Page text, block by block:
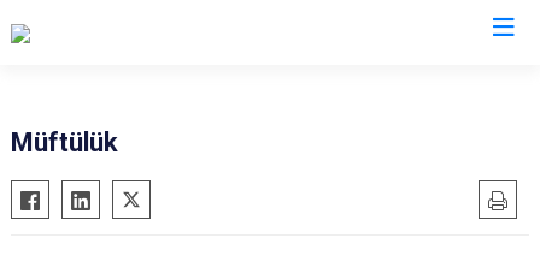
Akseki
Alanya
Müftülük